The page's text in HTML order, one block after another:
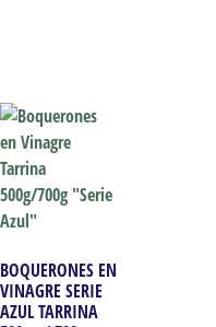
BOQUERONES EN
VINAGRE SERIE
AZUL TARRINA